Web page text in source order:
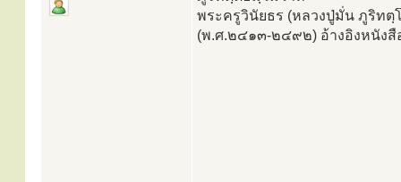
พระครูวินัยธร (หลวงปู่มั่น ภูริทตฺ
(พ.ศ.๒๔๑๓-๒๔๙๒) อ้างอิงหนังสื